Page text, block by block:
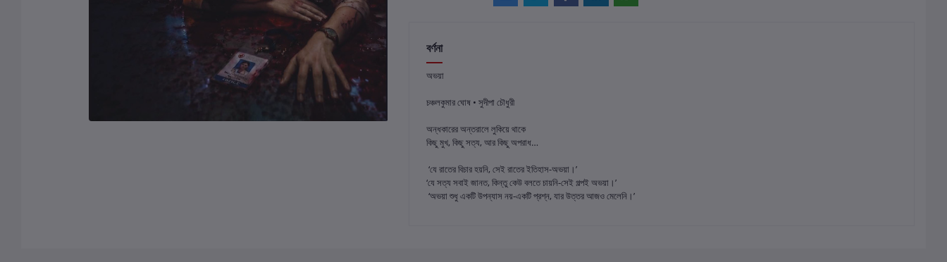
বর্ণনা
অভয়া
চঞ্চলকুমার ঘোষ • সুদীপা চৌধুরী
অন্ধকারের অন্তরালে লুকিয়ে থাকে
কিছু মুখ, কিছু সত্য, আর কিছু অপরাধ…
‘যে রাতের বিচার হয়নি, সেই রাতের ইতিহাস-অভয়া।’
‘যে সত্য সবাই জানত, কিন্তু কেউ বলতে চায়নি-সেই গল্পই অভয়া।’
‘অভয়া শুধু একটি উপন্যাস নয়-একটি প্রশ্ন, যার উত্তর আজও মেলেনি।’